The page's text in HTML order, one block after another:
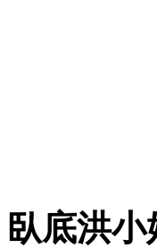
臥底洪